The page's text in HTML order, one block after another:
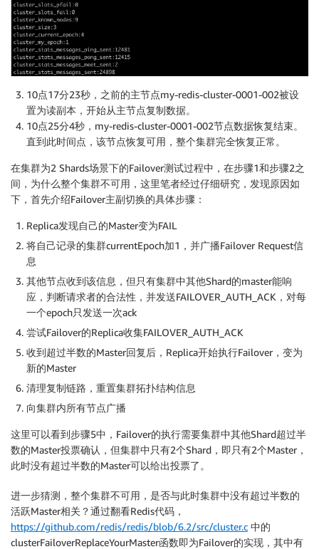
10点17分23秒，之前的主节点my-redis-cluster-0001-002被设
置为读副本，开始从主节点复制数据。
10点25分4秒，my-redis-cluster-0001-002节点数据恢复结束。
直到此时间点，该节点恢复可用，整个集群完全恢复正常。
在集群为2 Shards场景下的Failover测试过程中，在步骤1和步骤2之
间，为什么整个集群不可用，这里笔者经过仔细研究，发现原因如
下，首先介绍Failover主副切换的具体步骤：
Replica发现自己的Master变为FAIL
将自己记录的集群currentEpoch加1，并广播Failover Request信
息
其他节点收到该信息，但只有集群中其他Shard的master能响
应，判断请求者的合法性，并发送FAILOVER_AUTH_ACK，对每
一个epoch只发送一次ack
尝试Failover的Replica收集FAILOVER_AUTH_ACK
收到超过半数的Master回复后，Replica开始执行Failover，变为
新的Master
清理复制链路，重置集群拓扑结构信息
向集群内所有节点广播
这里可以看到步骤5中，Failover的执行需要集群中其他Shard超过半
数的Master投票确认，但集群中只有2个Shard，即只有2个Master，
此时没有超过半数的Master可以给出投票了。
进一步猜测，整个集群不可用，是否与此时集群中没有超过半数的
活跃Master相关？通过翻看Redis代码，
https://github.com/redis/redis/blob/6.2/src/cluster.c 中的
clusterFailoverReplaceYourMaster函数即为Failover的实现，其中有